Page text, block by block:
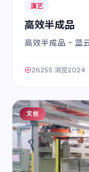
演艺
高效半成品
高效半成品 - 蓝
26255 浏览2024
文创